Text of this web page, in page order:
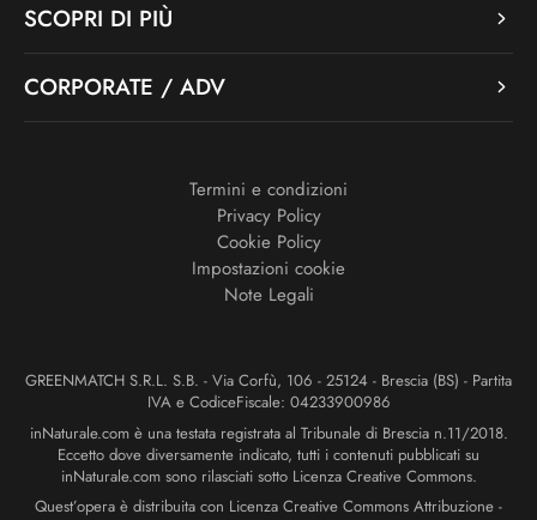
SCOPRI DI PIÙ
CORPORATE / ADV
Termini e condizioni
Privacy Policy
Cookie Policy
Impostazioni cookie
Note Legali
GREENMATCH S.R.L. S.B. - Via Corfù, 106 - 25124 - Brescia (BS) - Partita
IVA e CodiceFiscale: 04233900986
inNaturale.com è una testata registrata al Tribunale di Brescia n.11/2018.
Eccetto dove diversamente indicato, tutti i contenuti pubblicati su
inNaturale.com sono rilasciati sotto Licenza Creative Commons.
Quest’opera è distribuita con Licenza Creative Commons Attribuzione -